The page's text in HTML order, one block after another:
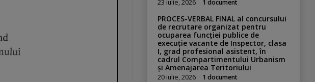
23 iulie, 2026 1 document
PROCES-VERBAL FINAL al concursului
de recrutare organizat pentru
ocuparea funcției publice de
execuție vacante de Inspector, clasa
I, grad profesional asistent, în
cadrul Compartimentului Urbanism
și Amenajarea Teritoriului
20 iulie, 2026 1 document